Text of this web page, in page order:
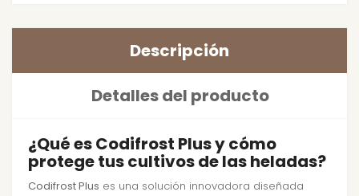
Descripción
Detalles del producto
¿Qué es Codifrost Plus y cómo
protege tus cultivos de las heladas?
Codifrost Plus es una solución innovadora diseñada